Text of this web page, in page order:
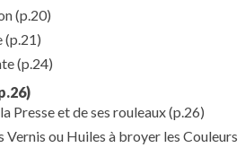
(p.20)
(p.21)
(p.24)
Presse et de ses rouleaux(p.26)
Vernis ou Huiles à broyer les Couleurs